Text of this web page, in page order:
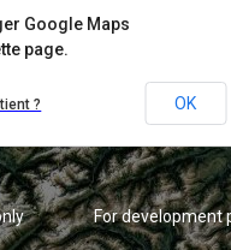
For development
Google Maps
page.
? OK